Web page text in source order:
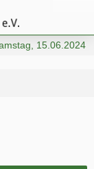
15.06.2024